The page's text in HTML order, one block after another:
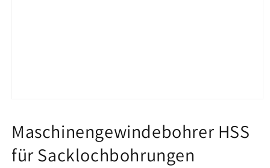
Modal
öffnen
Maschinengewindebohrer HSS
für Sacklochbohrungen